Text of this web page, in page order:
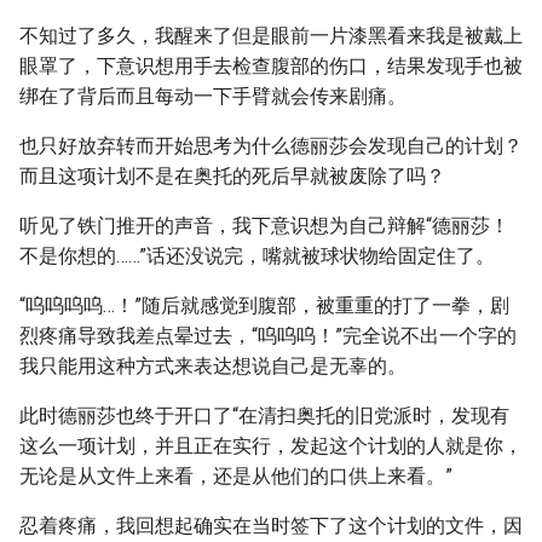
不知过了多久，我醒来了但是眼前一片漆黑看来我是被戴上
眼罩了，下意识想用手去检查腹部的伤口，结果发现手也被
绑在了背后而且每动一下手臂就会传来剧痛。
也只好放弃转而开始思考为什么德丽莎会发现自己的计划？
而且这项计划不是在奥托的死后早就被废除了吗？
听见了铁门推开的声音，我下意识想为自己辩解“德丽莎！
不是你想的……”话还没说完，嘴就被球状物给固定住了。
“呜呜呜呜…！”随后就感觉到腹部，被重重的打了一拳，剧
烈疼痛导致我差点晕过去，“呜呜呜！”完全说不出一个字的
我只能用这种方式来表达想说自己是无辜的。
此时德丽莎也终于开口了“在清扫奥托的旧党派时，发现有
这么一项计划，并且正在实行，发起这个计划的人就是你，
无论是从文件上来看，还是从他们的口供上来看。”
忍着疼痛，我回想起确实在当时签下了这个计划的文件，因